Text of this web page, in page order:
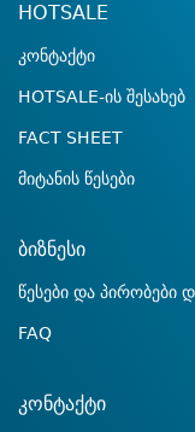
HOTSALE
კონტაქტი
HOTSALE-ის შესახებ
FACT SHEET
მიტანის წესები
ბიზნესი
წესები და
FAQ
კონტაქტი